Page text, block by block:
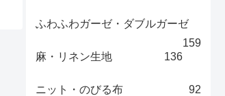
ふわふわガーゼ・ダブルガーゼ
159
麻・リネン生地
136
ニット・のびる布 92